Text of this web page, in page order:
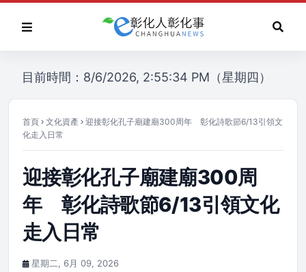
目前時間：8/6/2026, 2:55:34 PM（星期四）
首頁 文化資產
迎接彰化孔子廟建廟300周年 彰化詩歌節6/13引領文
化走入日常
迎接彰化孔子廟建廟300周
年 彰化詩歌節6/13引領文化
走入日常
星期二, 6月 09, 2026